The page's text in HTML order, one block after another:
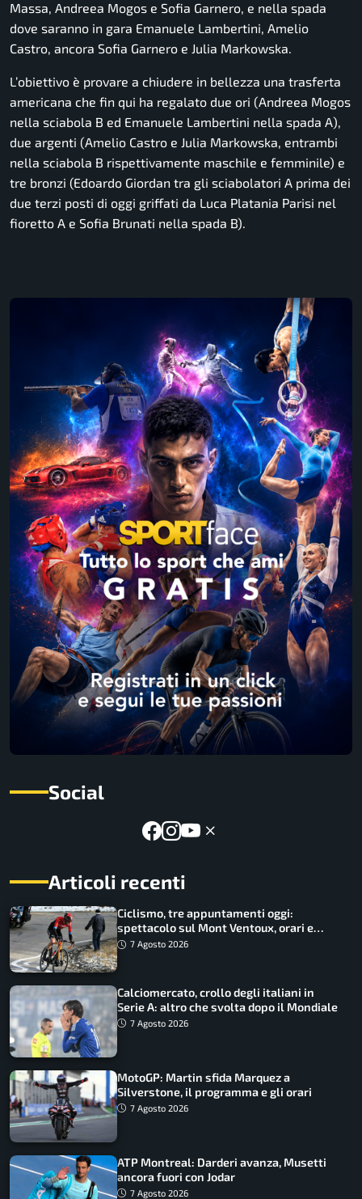
Massa, Andreea Mogos e Sofia Garnero, e nella spada
dove saranno in gara Emanuele Lambertini, Amelio
Castro, ancora Sofia Garnero e Julia Markowska.
L’obiettivo è provare a chiudere in bellezza una trasferta
americana che fin qui ha regalato due ori (Andreea Mogos
nella sciabola B ed Emanuele Lambertini nella spada A),
due argenti (Amelio Castro e Julia Markowska, entrambi
nella sciabola B rispettivamente maschile e femminile) e
tre bronzi (Edoardo Giordan tra gli sciabolatori A prima dei
due terzi posti di oggi griffati da Luca Platania Parisi nel
fioretto A e Sofia Brunati nella spada B).
Social
Articoli recenti
Ciclismo, tre appuntamenti oggi:
spettacolo sul Mont Ventoux, orari e
come vederli
7 Agosto 2026
Calciomercato, crollo degli italiani in
Serie A: altro che svolta dopo il Mondiale
7 Agosto 2026
MotoGP: Martin sfida Marquez a
Silverstone, il programma e gli orari
7 Agosto 2026
ATP Montreal: Darderi avanza, Musetti
ancora fuori con Jodar
7 Agosto 2026